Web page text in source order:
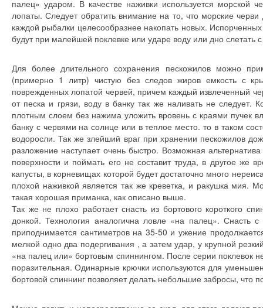
палец» ударом. В качестве наживки используется
лопаты. Следует обратить внимание на то, что морские
каждой рыбалки целесообразнее накопать новых.
будут при малейшей поклевке или ударе воду или дно слетать
Для более длительного сохранения пескожилов можно
(примерно 1 литр) чистую без следов жиров емкость с
поврежденных лопатой червей, причем каждый извлеченный
от песка и грязи, воду в банку так же наливать не следует.
плотным слоем без нажима уложить вровень с краями пучек
банку с червями на солнце или в теплое место. то в таком
водоросли. Так же злейший враг при хранении пескожилов
разложение наступает очень быстро. Возможная
поверхности и поймать его не составит труда, в другое же
капусты, в корневищах которой будет достаточно много
плохой наживкой является так же креветка, и ракушка мия.
такая хорошая приманка, как описано выше.
Так же не плохо работает снасть из бортового короткого
донкой. Технология аналогична ловле «на палец». Снасть
приподнимается сантиметров на 35-50 и ужение
мелкой одно два подергивания , а затем удар, у крупной
«на палец или» бортовым спиннингом. После серии поклевок
поразительная. Одинарные крючки используются для
бортовой спиннинг позволяет делать небольшие забросы, что